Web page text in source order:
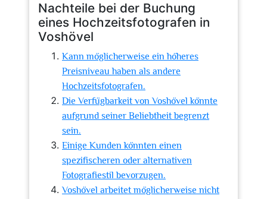
Nachteile bei der Buchung
eines Hochzeitsfotografen in
Voshövel
Kann möglicherweise ein höheres
Preisniveau haben als andere
Hochzeitsfotografen.
Die Verfügbarkeit von Voshövel könnte
aufgrund seiner Beliebtheit begrenzt
sein.
Einige Kunden könnten einen
spezifischeren oder alternativen
Fotografiestil bevorzugen.
Voshövel arbeitet möglicherweise nicht